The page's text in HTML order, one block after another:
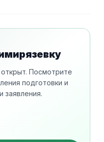
Посмотрите
подготовки и
заявления.